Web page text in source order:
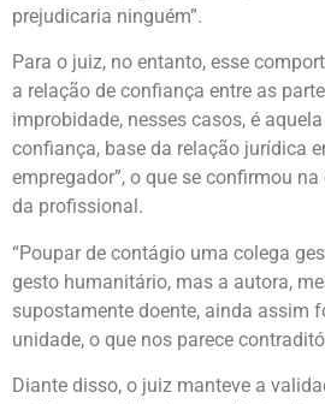
prejudicaria ninguém”.
Para o juiz, no entanto, esse
a relação de confiança entre as
improbidade, nesses casos, é
confiança, base da relação jurídica
empregador”, o que se confirmou
da profissional.
“Poupar de contágio uma colega
gesto humanitário, mas a autora,
supostamente doente, ainda assim
unidade, o que nos parece
Diante disso, o juiz manteve a